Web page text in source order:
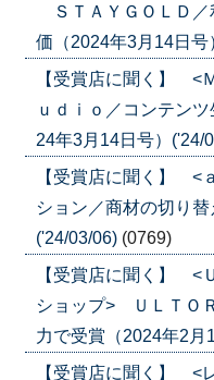
ＳＴＡＹＧＯＬＤ／
価（2024年3月14日号
【受賞店に聞く】 <
ｕｄｉｏ／コンテン
24年3月14日号）('24/
【受賞店に聞く】 <
ション／商材の切り
('24/03/06) (0769)
【受賞店に聞く】 <
ショップ> ＵＬＴＯ
力で受賞（2024年2月
【受賞店に聞く】 <